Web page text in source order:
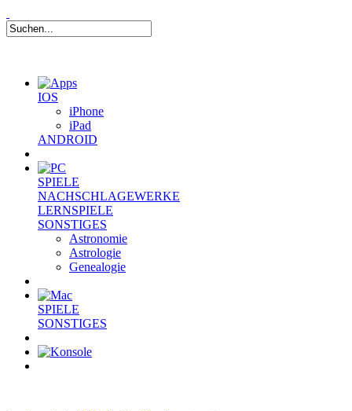
IOS
iPhone
iPad
ANDROID
SPIELE
NACHSCHLAGEWERKE
LERNSPIELE
SONSTIGES
Astronomie
Astrologie
Genealogie
SPIELE
SONSTIGES